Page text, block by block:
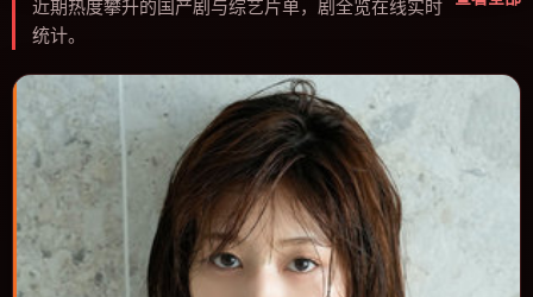
近期热度攀升的国产剧与综艺片单，剧全览在线实时
统计。